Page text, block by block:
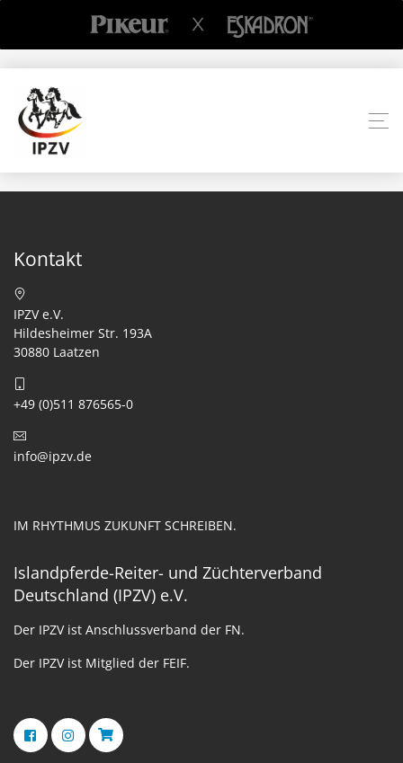
Kontakt
IPZV e.V.
Hildesheimer Str. 193A
30880 Laatzen
+49 (0)511 876565-0
info@ipzv.de
IM RHYTHMUS ZUKUNFT SCHREIBEN.
Islandpferde-Reiter- und Züchterverband
Deutschland (IPZV) e.V.
Der IPZV ist Anschlussverband der FN.
Der IPZV ist Mitglied der FEIF.